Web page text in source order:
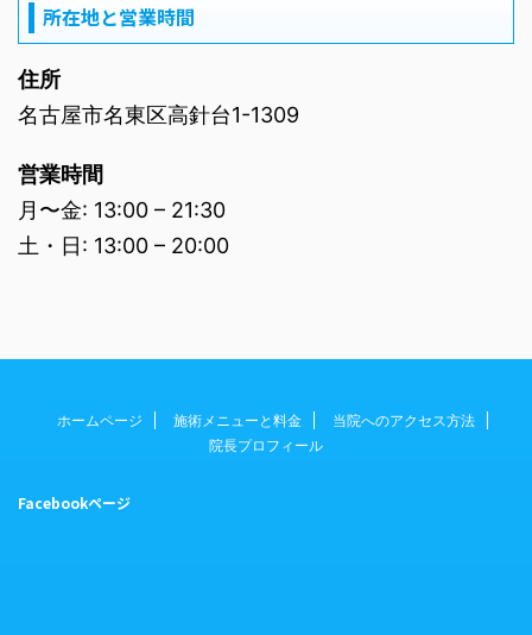
所在地と営業時間
住所
名古屋市名東区高針台1-1309
営業時間
月〜金: 13:00 – 21:30
土・日: 13:00 – 20:00
ホームページ 施術メニューと料金
当院へのアクセス方法
院長プロフィール
Facebookページ